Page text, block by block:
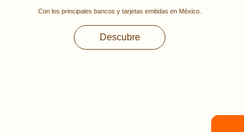
Con los principales bancos y tarjetas emitidas en México.
Descubre